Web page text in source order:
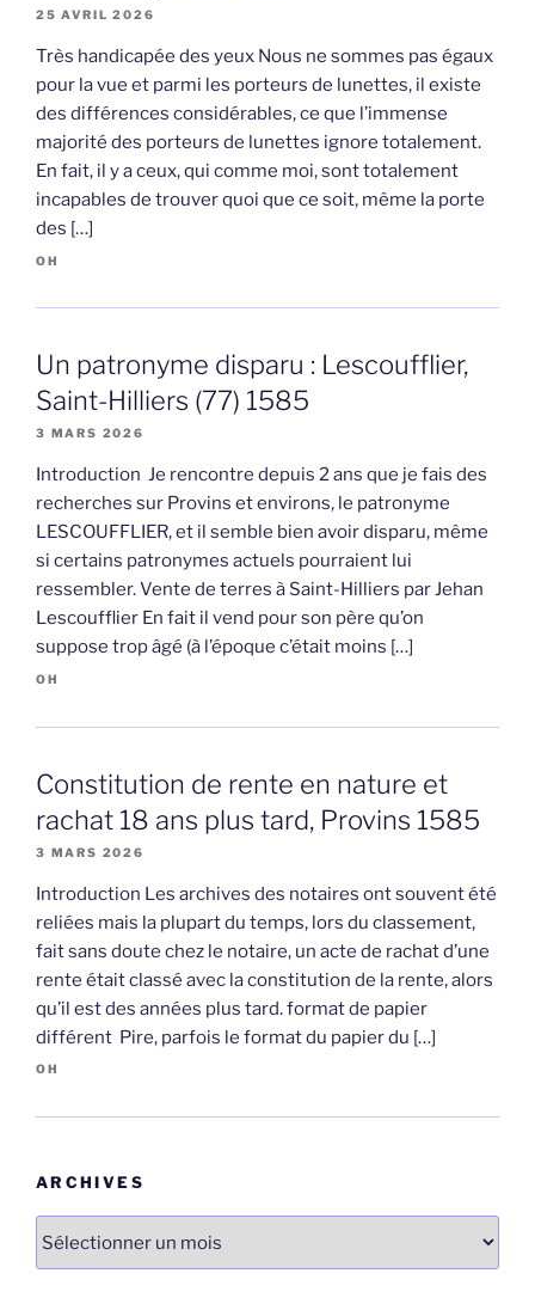
25 AVRIL 2026
Très handicapée des yeux Nous ne sommes pas égaux
pour la vue et parmi les porteurs de lunettes, il existe
des différences considérables, ce que l’immense
majorité des porteurs de lunettes ignore totalement.
En fait, il y a ceux, qui comme moi, sont totalement
incapables de trouver quoi que ce soit, même la porte
des […]
OH
Un patronyme disparu : Lescoufflier,
Saint-Hilliers (77) 1585
3 MARS 2026
Introduction Je rencontre depuis 2 ans que je fais des
recherches sur Provins et environs, le patronyme
LESCOUFFLIER, et il semble bien avoir disparu, même
si certains patronymes actuels pourraient lui
ressembler. Vente de terres à Saint-Hilliers par Jehan
Lescoufflier En fait il vend pour son père qu’on
suppose trop âgé (à l’époque c’était moins […]
OH
Constitution de rente en nature et
rachat 18 ans plus tard, Provins 1585
3 MARS 2026
Introduction Les archives des notaires ont souvent été
reliées mais la plupart du temps, lors du classement,
fait sans doute chez le notaire, un acte de rachat d’une
rente était classé avec la constitution de la rente, alors
qu’il est des années plus tard. format de papier
différent Pire, parfois le format du papier du […]
OH
ARCHIVES